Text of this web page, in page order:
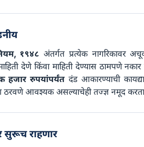
१९४८ अंतर्गत प्रत्येक नागरिकावर
देणे किंवा माहिती देण्यास ठामपणे
हजार रुपयांपर्यंत दंड आकारण्याची
ठरवणे आवश्यक असल्याचेही तज्ज्ञ नमूद
सुरूच राहणार